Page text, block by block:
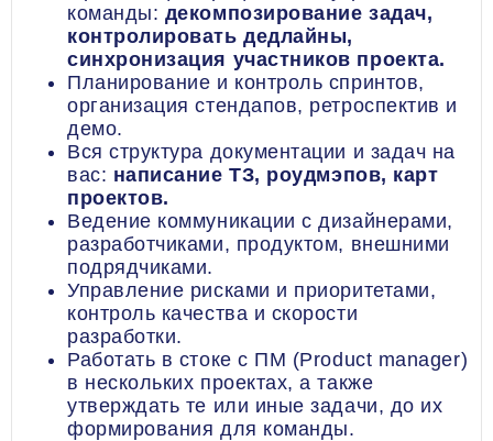
команды: декомпозирование задач,
контролировать дедлайны,
синхронизация участников проекта.
Планирование и контроль спринтов,
организация стендапов, ретроспектив и
демо.
Вся структура документации и задач на
вас: написание ТЗ, роудмэпов, карт
проектов.
Ведение коммуникации с дизайнерами,
разработчиками, продуктом, внешними
подрядчиками.
Управление рисками и приоритетами,
контроль качества и скорости
разработки.
Работать в стоке с ПМ (Product manager)
в нескольких проектах, а также
утверждать те или иные задачи, до их
формирования для команды.